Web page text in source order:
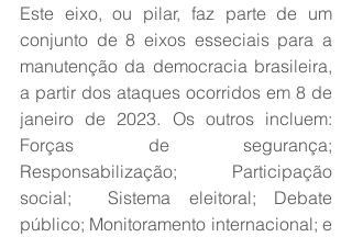
Este eixo, ou pilar, faz parte de um
conjunto de 8 eixos esseciais para a
manutenção da democracia brasileira,
a partir dos ataques ocorridos em 8 de
janeiro de 2023. Os outros incluem:
Forças de segurança;
Responsabilização; Participação
social;  Sistema eleitoral; Debate
público; Monitoramento internacional; e